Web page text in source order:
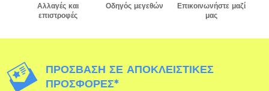
Αλλαγές και
επιστροφές
Οδηγός μεγεθών
Επικοινωνήστε μαζί
μας
ΠΡΌΣΒΑΣΗ ΣΕ ΑΠΟΚΛΕΙΣΤΙΚΈΣ
ΠΡΟΣΦΟΡΈΣ*